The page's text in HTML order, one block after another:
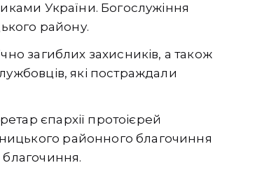
України. Богослужіння
району.
загиблих захисників, а також
які постраждали
єпархії протоієрей
районного благочиння